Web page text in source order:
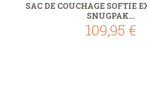
SAC DE COUCHAGE SOFTIE
SNUGPAK...
109,95 €